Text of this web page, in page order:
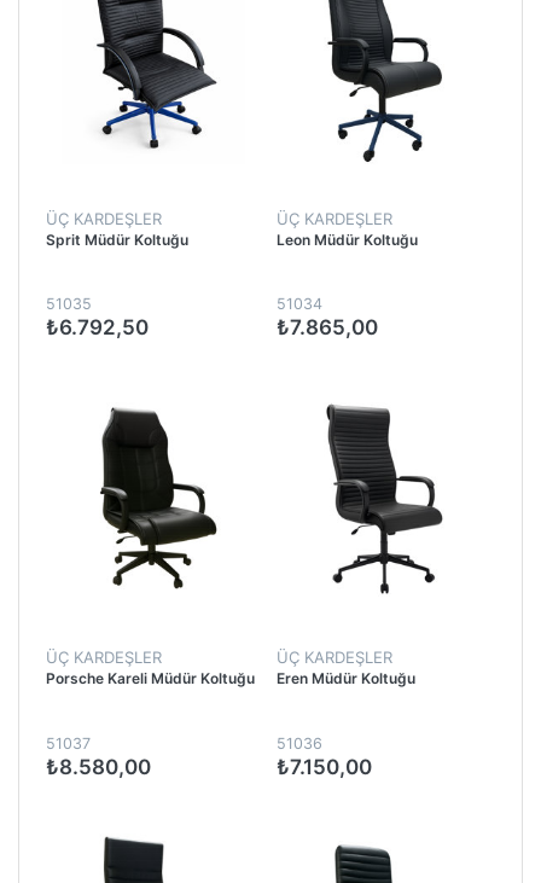
ÜÇ KARDEŞLER
Sprit Müdür Koltuğu
51035
₺6.792,50
ÜÇ KARDEŞLER
Leon Müdür Koltuğu
51034
₺7.865,00
ÜÇ KARDEŞLER
Porsche Kareli Müdür Koltuğu
51037
₺8.580,00
ÜÇ KARDEŞLER
Eren Müdür Koltuğu
51036
₺7.150,00